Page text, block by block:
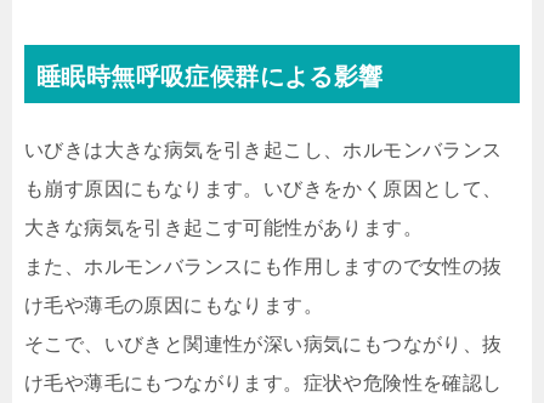
睡眠時無呼吸症候群による影響
いびきは大きな病気を引き起こし、ホルモンバランス
も崩す原因にもなります。 いびきをかく原因として、
大きな病気を引き起こす可能性があります。
また、ホルモンバランスにも作用しますので女性の抜
け毛や薄毛の原因にもなります。
そこで、いびきと関連性が深い病気にもつながり、抜
け毛や薄毛にもつながります。症状や危険性を確認し